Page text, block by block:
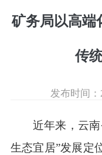
矿务局以高端
传
发布时间：
近年来，云
生态宜居”发展定